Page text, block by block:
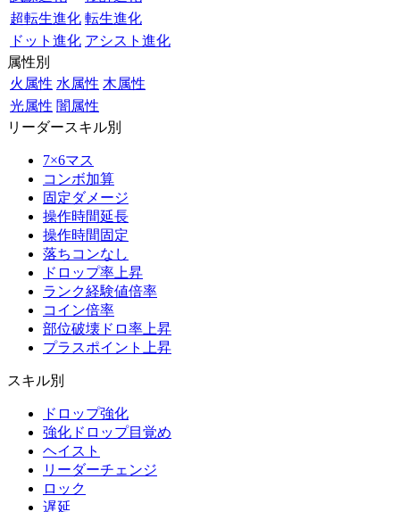
超転生進化 転生進化
ドット進化 アシスト進化
属性別
火属性 水属性 木属性
光属性 闇属性
リーダースキル別
7×6マス
コンボ加算
固定ダメージ
操作時間延長
操作時間固定
落ちコンなし
ドロップ率上昇
ランク経験値倍率
コイン倍率
部位破壊ドロ率上昇
プラスポイント上昇
スキル別
ドロップ強化
強化ドロップ目覚め
ヘイスト
リーダーチェンジ
ロック
遅延